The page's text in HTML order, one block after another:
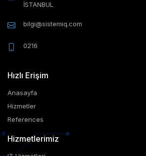
İSTANBUL
bilgi@sistemiq.com
0216
Hızlı Erişim
Anasayfa
Hizmetler
References
Hizmetlerimiz